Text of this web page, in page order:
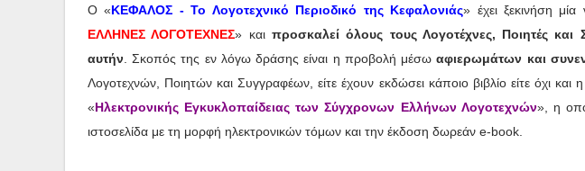
Ο «ΚΕΦΑΛΟΣ - Το Λογοτεχνικό Περιοδικό της Κεφαλονιάς» έχει ξεκινήση
ΕΛΛΗΝΕΣ ΛΟΓΟΤΕΧΝΕΣ» και προσκαλεί όλους τους Λογοτέχνες, Ποιητές
αυτήν . Σκοπός της εν λόγω δράσης είναι η προβολή μέσωαφιερωμάτων και
Λογοτεχνών, Ποιητών και Συγγραφέων, είτε έχουν εκδώσει κάποιο βιβλίο είτε όχι
«Ηλεκτρονικής Εγκυκλοπαίδειας των Σύγχρονων Ελλήνων Λογοτεχνών», η
ιστοσελίδα με τη μορφή ηλεκτρονικών τόμων και την έκδοση δωρεάν e-book.